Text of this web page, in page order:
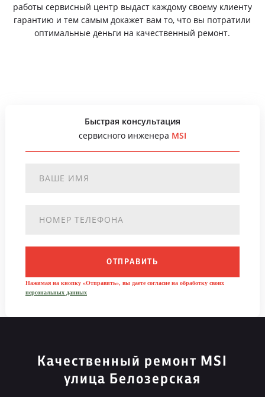
работы сервисный центр выдаст каждому своему клиенту
гарантию и тем самым докажет вам то, что вы потратили
оптимальные деньги на качественный ремонт.
Быстрая консультация
сервисного инженера MSI
ОТПРАВИТЬ
Нажимая на кнопку «Отправить», вы даете согласие на обработку своих
персональных данных
Качественный ремонт MSI
улица Белозерская